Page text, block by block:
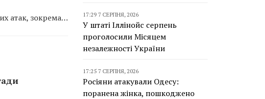
атак, зокрема… 17:29 7 СЕРПНЯ, 2026
У штаті Іллінойс серпень
проголосили Місяцем
незалежності України
17:25 7 СЕРПНЯ, 2026
Росіяни атакували Одесу:
поранена жінка, пошкоджено